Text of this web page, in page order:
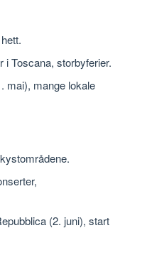
i Toscana, storbyferier.
mai), mange lokale
(2. juni), start